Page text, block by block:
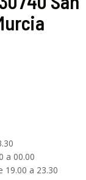
a 00.00
19.00 a 23.30